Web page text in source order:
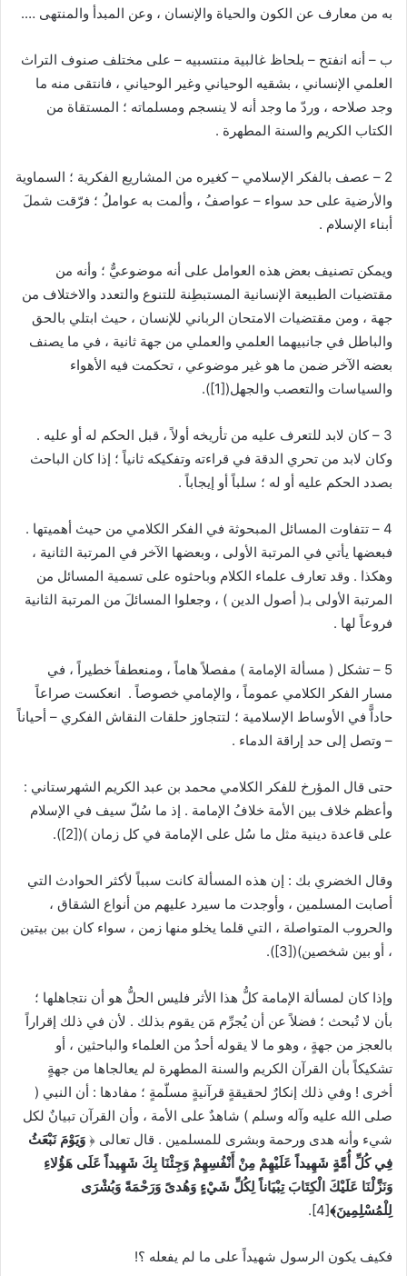
به من معارف عن الكون والحياة والإنسان ، وعن المبدأ والمنتهى ….
ب – أنه انفتح – بلحاظ غالبية منتسبيه – على مختلف صنوف التراث
العلمي الإنساني ، بشقيه الوحياني وغير الوحياني ، فانتقى منه ما
وجد صلاحه ، وردّ ما وجد أنه لا ينسجم ومسلماته ؛ المستقاة من
الكتاب الكريم والسنة المطهرة .
2 – عصف بالفكر الإسلامي – كغيره من المشاريع الفكرية ؛ السماوية
والأرضية على حد سواء – عواصفُ ، وألمت به عواملُ ؛ فرّقت شملَ
أبناء الإسلام .
ويمكن تصنيف بعض هذه العوامل على أنه موضوعيٌّ ؛ وأنه من
مقتضيات الطبيعة الإنسانية المستبطِنة للتنوع والتعدد والاختلاف من
جهة ، ومن مقتضيات الامتحان الرباني للإنسان ، حيث ابتلي بالحق
والباطل في جانبيهما العلمي والعملي من جهة ثانية ، في ما يصنف
بعضه الآخر ضمن ما هو غير موضوعي ، تحكمت فيه الأهواء
والسياسات والتعصب والجهل([1]
).
3 – كان لابد للتعرف عليه من تأريخه أولاً ، قبل الحكم له أو عليه .
وكان لابد من تحري الدقة في قراءته وتفكيكه ثانياً ؛ إذا كان الباحث
بصدد الحكم عليه أو له ؛ سلباً أو إيجاباً .
4 – تتفاوت المسائل المبحوثة في الفكر الكلامي من حيث أهميتها .
فبعضها يأتي في المرتبة الأولى ، وبعضها الآخر في المرتبة الثانية ،
وهكذا . وقد تعارف علماء الكلام وباحثوه على تسمية المسائل من
المرتبة الأولى بـ( أصول الدين ) ، وجعلوا المسائلَ من المرتبة الثانية
فروعاً لها .
5 – تشكل ( مسألة الإمامة ) مفصلاً هاماً ، ومنعطفاً خطيراً ، في
مسار الفكر الكلامي عموماً ، والإمامي خصوصاً . انعكست صراعاً
حاداًّ في الأوساط الإسلامية ؛ لتتجاوز حلقات النقاش الفكري – أحياناً
– وتصل إلى حد إراقة الدماء .
حتى قال المؤرخ للفكر الكلامي محمد بن عبد الكريم الشهرستاني :
وأعظم خلاف بين الأمة خلافُ الإمامة . إذ ما سُلّ سيف في الإسلام
على قاعدة دينية مثل ما سُل على الإمامة في كل زمان )([2]
).
وقال الخضري بك : إن هذه المسألة كانت سبباً لأكثر الحوادث التي
أصابت المسلمين ، وأوجدت ما سيرد عليهم من أنواع الشقاق ،
والحروب المتواصلة ، التي قلما يخلو منها زمن ، سواء كان بين بيتين
، أو بين شخصين)([3]
).
وإذا كان لمسألة الإمامة كلُّ هذا الأثر فليس الحلُّ هو أن نتجاهلها ؛
بأن لا تُبحث ؛ فضلاً عن أن يُجرِّم مَن يقوم بذلك . لأن في ذلك إقراراً
بالعجز من جهةٍ ، وهو ما لا يقوله أحدٌ من العلماء والباحثين ، أو
تشكيكاً بأن القرآن الكريم والسنة المطهرة لم يعالجاها من جهةٍ
أخرى ! وفي ذلك إنكارٌ لحقيقةٍ قرآنيةٍ مسلّمةٍ ؛ مفادها : أن النبي (
صلى الله عليه وآله وسلم ) شاهدٌ على الأمة ، وأن القرآن تبيانٌ لكل
شيء وأنه هدى ورحمة وبشرى للمسلمين . قال تعالى ﴿ وَيَوْمَ نَبْعَثُ
فِي كُلِّ أُمَّةٍ شَهِيداً عَلَيْهِمْ مِنْ أَنْفُسِهِمْ وَجِئْنَا بِكَ شَهِيداً عَلَى هَؤُلاءِ
وَنَزَّلْنَا عَلَيْكَ الْكِتَابَ تِبْيَاناً لِكُلِّ شَيْءٍ وَهُدىً وَرَحْمَةً وَبُشْرَى
لِلْمُسْلِمِينَ﴾[4]
.
فكيف يكون الرسول شهيداً على ما لم يفعله ؟!